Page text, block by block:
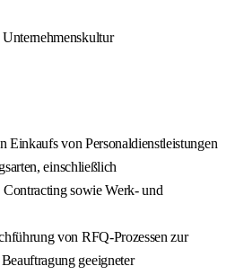
Einkaufs von Personaldienstleistungen
einschließlich
sowie Werk- und
von RFQ-Prozessen zur
geeigneter